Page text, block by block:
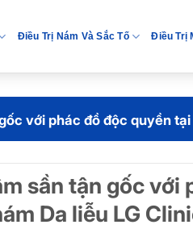
Điều Trị Nám Và Sắc Tố Điều Trị
với phác đồ độc quyền
sần tận gốc với
Da liễu LG